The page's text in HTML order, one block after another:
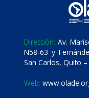
Dirección: Av.
N58-63 y
San Carlos, Quito –
Web: